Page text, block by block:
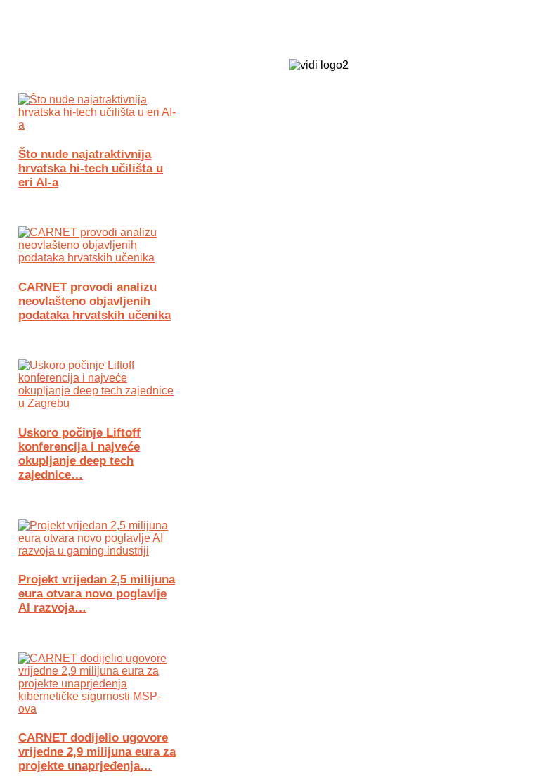
Što nude najatraktivnija
hrvatska hi-tech učilišta u
eri AI-a
CARNET provodi analizu
neovlašteno objavljenih
podataka hrvatskih učenika
Uskoro počinje Liftoff
konferencija i najveće
okupljanje deep tech
zajednice…
Projekt vrijedan 2,5 milijuna
eura otvara novo poglavlje
AI razvoja…
CARNET dodijelio ugovore
vrijedne 2,9 milijuna eura za
projekte unaprjeđenja…